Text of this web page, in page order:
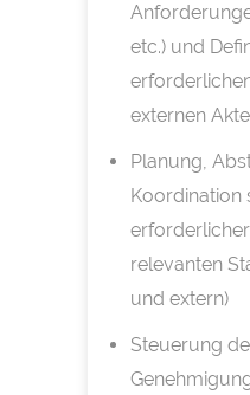
etc.) und
externen
Planung,
Koordination
relevanten
und extern)
Steuerung